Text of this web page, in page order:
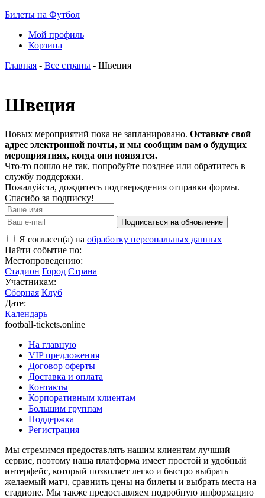
Билеты на Футбол
Мой профиль
Корзина
Главная - Все страны - Швеция
Швеция
Новых мероприятий пока не запланировано. Оставьте свой
адрес электронной почты, и мы сообщим вам о будущих
мероприятиях, когда они появятся.
Что-то пошло не так, попробуйте позднее или обратитесь в
службу поддержки.
Пожалуйста, дождитесь подтверждения отправки формы.
Спасибо за подписку!
Подписаться на обновление
Я согласен(а) на обработку персональных данных
Найти событие по:
Местопроведению:
Стадион Город Страна
Участникам:
Сборная Клуб
Дате:
Календарь
football-tickets.online
На главную
VIP предложения
Договор оферты
Доставка и оплата
Контакты
Корпоративным клиентам
Большим группам
Поддержка
Регистрация
Мы стремимся предоставлять нашим клиентам лучший
сервис, поэтому наша платформа имеет простой и удобный
интерфейс, который позволяет легко и быстро выбрать
желаемый матч, сравнить цены на билеты и выбрать места на
стадионе. Мы также предоставляем подробную информацию